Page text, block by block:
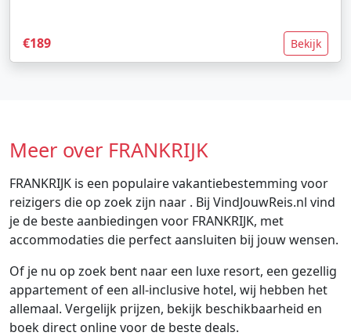
€189 Bekijk
Meer over FRANKRIJK
FRANKRIJK is een populaire vakantiebestemming voor
reizigers die op zoek zijn naar . Bij VindJouwReis.nl vind
je de beste aanbiedingen voor FRANKRIJK, met
accommodaties die perfect aansluiten bij jouw wensen.
Of je nu op zoek bent naar een luxe resort, een gezellig
appartement of een all-inclusive hotel, wij hebben het
allemaal. Vergelijk prijzen, bekijk beschikbaarheid en
boek direct online voor de beste deals.